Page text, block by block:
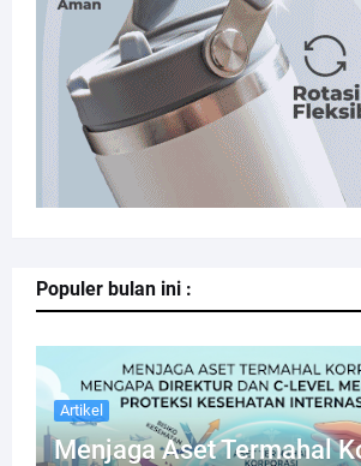
Populer bulan ini :
Artikel
Menjaga Aset Termahal